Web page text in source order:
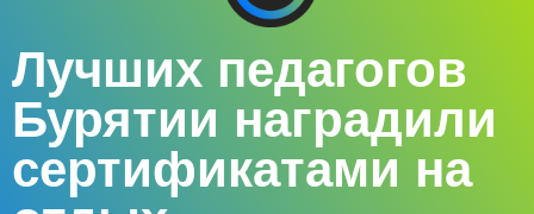
Лучших педагогов
Бурятии наградили
сертификатами на